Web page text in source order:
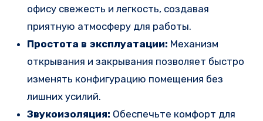
офису свежесть и легкость, создавая
приятную атмосферу для работы.
Простота в эксплуатации: Механизм
открывания и закрывания позволяет быстро
изменять конфигурацию помещения без
лишних усилий.
Звукоизоляция: Обеспечьте комфорт для